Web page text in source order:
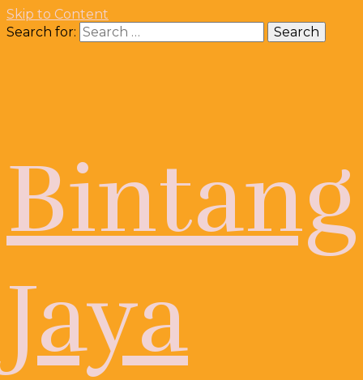
Skip to Content
Search for:
Bintang
Jaya